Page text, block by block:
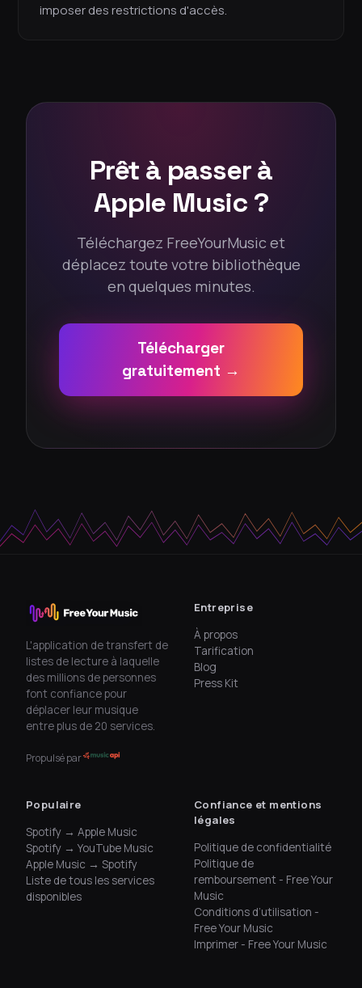
imposer des restrictions d'accès.
Prêt à passer à
Apple Music ?
Téléchargez FreeYourMusic et
déplacez toute votre bibliothèque
en quelques minutes.
Télécharger
gratuitement →
L'application de transfert de
listes de lecture à laquelle
des millions de personnes
font confiance pour
déplacer leur musique
entre plus de 20 services.
Propulsé par
Entreprise
À propos
Tarification
Blog
Press Kit
Populaire
Spotify → Apple Music
Spotify → YouTube Music
Apple Music → Spotify
Liste de tous les services
disponibles
Confiance et mentions
légales
Politique de confidentialité
Politique de
remboursement - Free Your
Music
Conditions d’utilisation -
Free Your Music
Imprimer - Free Your Music